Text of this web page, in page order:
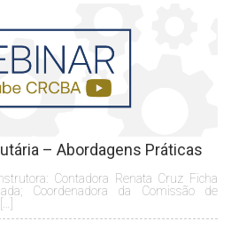
– Abordagens Práticas
Contadora Renata Cruz Ficha
Coordenadora da Comissão de